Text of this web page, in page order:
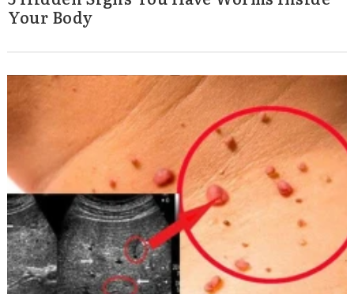
Your Body